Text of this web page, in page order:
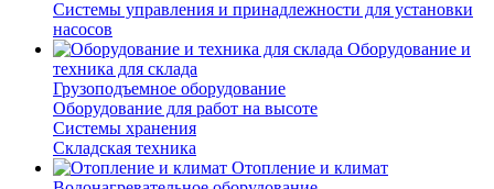
Системы управления и принадлежности для установки
насосов
Оборудование и
техника для склада
Грузоподъемное оборудование
Оборудование для работ на высоте
Системы хранения
Складская техника
Отопление и климат